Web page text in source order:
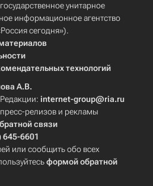
унитарное
информационное агентство
сегодня»).
технологий
А.В.
internet-group@ria.ru
релизов и рекламы
связи
645-6601
или сообщить обо всех
формой обратной